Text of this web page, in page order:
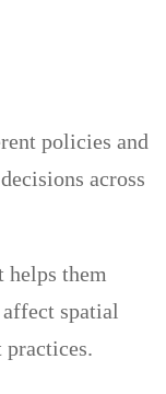
policies and
across
helps them
spatial
practices.